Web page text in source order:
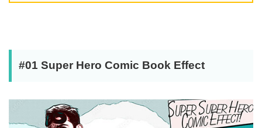
#01 Super Hero Comic Book Effect